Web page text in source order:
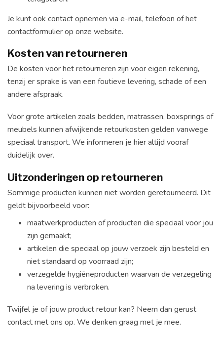
Je kunt ook contact opnemen via e-mail, telefoon of het
contactformulier op onze website.
Kosten van retourneren
De kosten voor het retourneren zijn voor eigen rekening,
tenzij er sprake is van een foutieve levering, schade of een
andere afspraak.
Voor grote artikelen zoals bedden, matrassen, boxsprings of
meubels kunnen afwijkende retourkosten gelden vanwege
speciaal transport. We informeren je hier altijd vooraf
duidelijk over.
Uitzonderingen op retourneren
Sommige producten kunnen niet worden geretourneerd. Dit
geldt bijvoorbeeld voor:
maatwerkproducten of producten die speciaal voor jou
zijn gemaakt;
artikelen die speciaal op jouw verzoek zijn besteld en
niet standaard op voorraad zijn;
verzegelde hygiëneproducten waarvan de verzegeling
na levering is verbroken.
Twijfel je of jouw product retour kan? Neem dan gerust
contact met ons op. We denken graag met je mee.